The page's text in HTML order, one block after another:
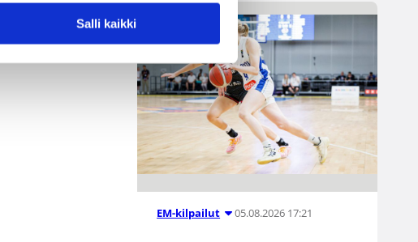
Salli kaikki
EM-kilpailut 05.08.2026 17:21